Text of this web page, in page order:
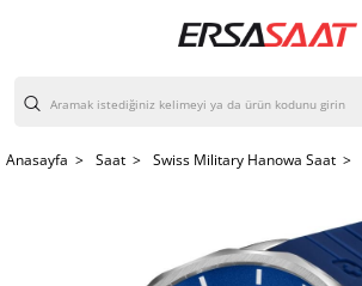
Anasayfa > Saat > Swiss Military Hanowa Saat >